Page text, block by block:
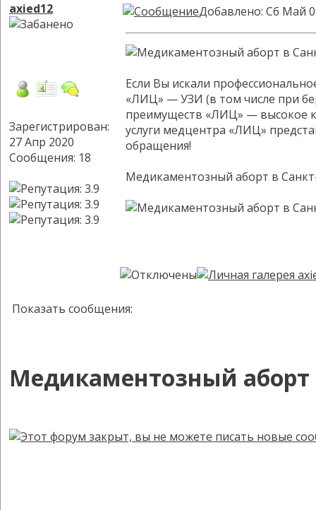
axied12
Зарегистрирован:
27 Апр 2020
Сообщения: 18
Добавлено: Сб Май
Если Вы искали
«ЛИЦ» — УЗИ (в том числе при
преимуществ «ЛИЦ» — высокое
услуги медцентра «ЛИЦ»
обращения!
Медикаментозный аборт в
Показать сообщения:
Медикаментозный аборт